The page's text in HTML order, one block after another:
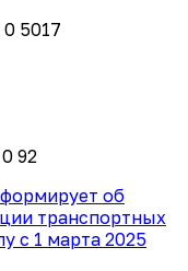
0 5017
0 92